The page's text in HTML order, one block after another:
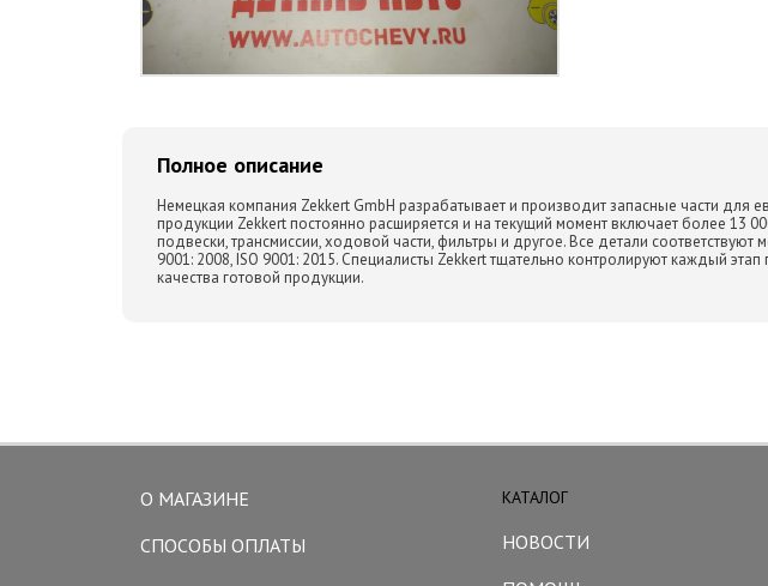
Полное описание
Немецкая компания Zekkert GmbH разрабатывает и производит запасные части для
продукции Zekkert постоянно расширяется и на текущий момент включает более
подвески, трансмиссии, ходовой части, фильтры и другое. Все детали
9001: 2008, ISO 9001: 2015. Специалисты Zekkert тщательно контролируют каждый
качества готовой продукции.
О МАГАЗИНЕ
СПОСОБЫ ОПЛАТЫ
КАТАЛОГ
НОВОСТИ